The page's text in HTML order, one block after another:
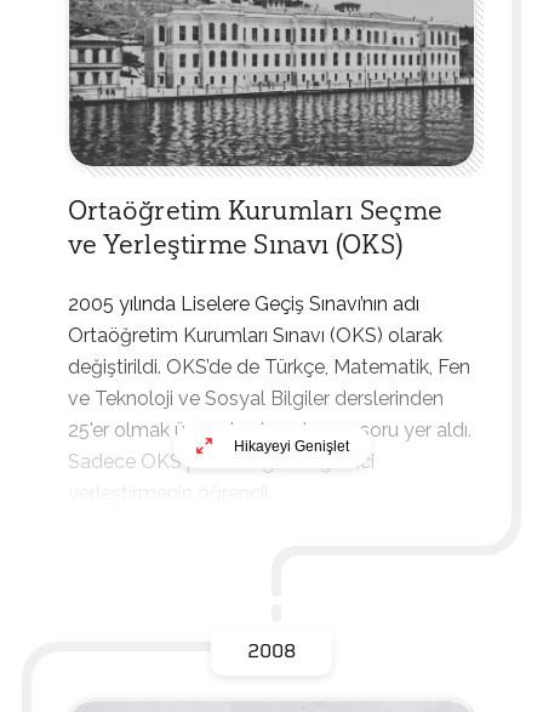
Ortaöğretim Kurumları Seçme
ve Yerleştirme Sınavı (OKS)
2005 yılında Liselere Geçiş Sınavı’nın adı
Ortaöğretim Kurumları Sınavı (OKS) olarak
değiştirildi. OKS’de de Türkçe, Matematik, Fen
ve Teknoloji ve Sosyal Bilgiler derslerinden
25'er olmak üzere toplamda 100 soru yer aldı.
Sadece OKS puanına göre öğrenci
yerleştirmenin öğrencil
Hikayeyi Genişlet
2008